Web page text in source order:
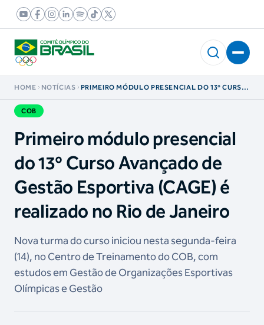
HOME NOTÍCIAS
PRIMEIRO MÓDULO PRESENCIAL DO 13º CURSO
COB
Primeiro módulo presencial
do 13º Curso Avançado de
Gestão Esportiva (CAGE) é
realizado no Rio de Janeiro
Nova turma do curso iniciou nesta segunda-feira
(14), no Centro de Treinamento do COB, com
estudos em Gestão de Organizações Esportivas
Olímpicas e Gestão